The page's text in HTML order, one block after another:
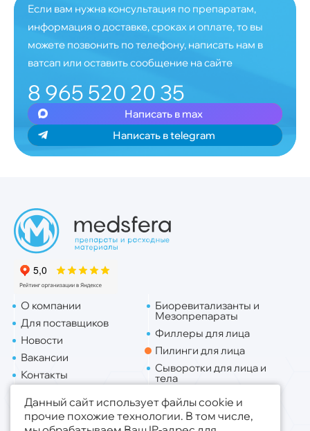
Если вам нужна консультация по препаратам,
информация о доставке, сроках и оплате, то вы
можете позвонить по телефону, написать нам в
ватсап или оставить сообщение на сайте
8 965 520 20 35
Написать в max
Написать в telegram
О компании
Для поставщиков
Новости
Вакансии
Контакты
Биоревитализанты и
Мезопрепараты
Филлеры для лица
Пилинги для лица
Сыворотки для лица и
тела
Липо. для лица
Липо. для тела
Данный сайт использует файлы cookie и
прочие похожие технологии. В том числе,